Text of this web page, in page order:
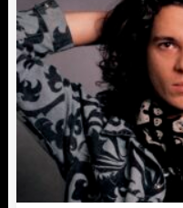
KALENDÁŘ
KVÍZY
VIP
TRENDY
PROGRAM
PLAYLIST
JAK NALADIT